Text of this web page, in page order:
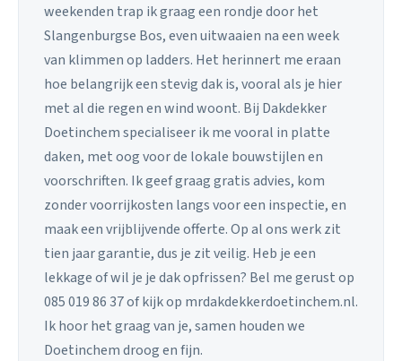
weekenden trap ik graag een rondje door het
Slangenburgse Bos, even uitwaaien na een week
van klimmen op ladders. Het herinnert me eraan
hoe belangrijk een stevig dak is, vooral als je hier
met al die regen en wind woont. Bij Dakdekker
Doetinchem specialiseer ik me vooral in platte
daken, met oog voor de lokale bouwstijlen en
voorschriften. Ik geef graag gratis advies, kom
zonder voorrijkosten langs voor een inspectie, en
maak een vrijblijvende offerte. Op al ons werk zit
tien jaar garantie, dus je zit veilig. Heb je een
lekkage of wil je je dak opfrissen? Bel me gerust op
085 019 86 37 of kijk op mrdakdekkerdoetinchem.nl.
Ik hoor het graag van je, samen houden we
Doetinchem droog en fijn.